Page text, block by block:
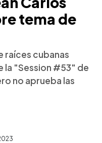
tema de
raíces cubanas
la "Session #53" de
no aprueba las